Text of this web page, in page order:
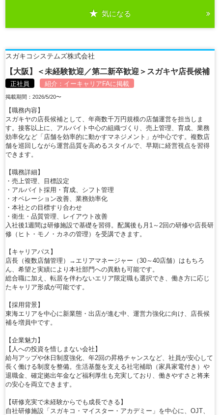
気になる
スガキコシステムズ株式会社
【大阪】＜未経験歓迎／第二新卒歓迎＞スガキヤ店長候補
正社員 紹介： イーキャリアFAに掲載
掲載期間：2026/5/20〜
【職務内容】
スガキヤの店長候補として、年商数千万円規模の店舗運営を担当しま
す。接客以上に、アルバイト中心の組織づくり、売上管理、育成、業務
効率化など「店舗を効率的に動かすマネジメント」が中心です。複数店
舗を巡回しながら運営品質を高めるスタイルで、早期に経営視点を習得
できます。
【職務詳細】
・売上管理、目標設定
・アルバイト採用・育成、シフト管理
・オペレーション改善、業務効率化
・本社との目標すり合わせ
・衛生・品質管理、レイアウト改善
入社後1週間は研修施設で基礎を習得。配属後も月1～2回の研修や店長研
修（ヒト・モノ・カネの管理）を受講できます。
【キャリアパス】
店長（複数店舗管理）→エリアマネージャー（30～40店舗）はもちろ
ん、希望と実績により本社部門への異動も可能です。
総合職に加え、転居を伴わないエリア限定職も選択でき、働き方に応じ
たキャリア形成が可能です。
【採用背景】
東海エリアを中心に新業態・出店が進む中、運営力強化に向け、店長候
補を増員中です。
【企業魅力】
【人への投資を惜しまない会社】
給与アップや休日制度強化、年2回の昇格チャンスなど、社員が安心して
長く働ける制度を整備。生活基盤を支える社宅補助（家具家電付き）や
退職金、確定拠出年金など福利厚生も充実しており、働きやすさと将来
の安心を両立できます。
【研修充実で未経験からでも成長できる】
自社研修施設「スガキコ・マイスター・アカデミー」を中心に、OJT、